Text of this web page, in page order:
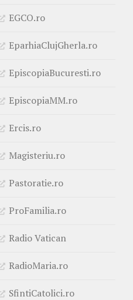
EGCO.ro
EparhiaClujGherla.ro
EpiscopiaBucuresti.ro
EpiscopiaMM.ro
Ercis.ro
Magisteriu.ro
Pastoratie.ro
ProFamilia.ro
Radio Vatican
RadioMaria.ro
SfintiCatolici.ro